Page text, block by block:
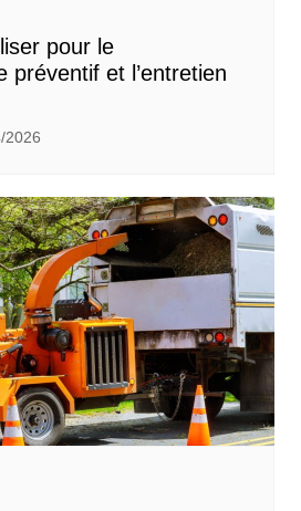
pour le
préventif et l’entretien
2026